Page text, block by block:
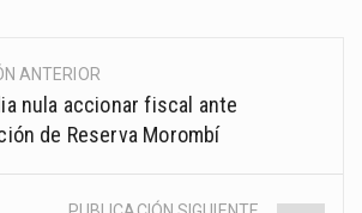
ANTERIOR
nula accionar fiscal ante
de Reserva Morombí